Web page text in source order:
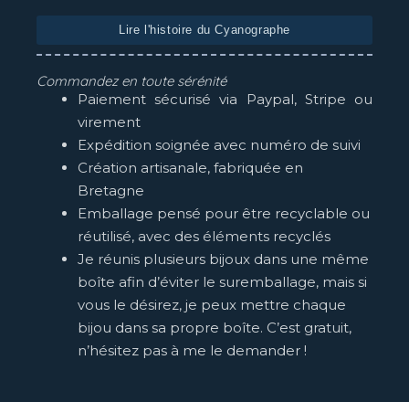
Lire l'histoire du Cyanographe
Commandez en toute sérénité
Paiement sécurisé via Paypal, Stripe ou
virement
Expédition soignée avec numéro de suivi
Création artisanale, fabriquée en
Bretagne
Emballage pensé pour être recyclable ou
réutilisé, avec des éléments recyclés
Je réunis plusieurs bijoux dans une même
boîte afin d’éviter le suremballage, mais si
vous le désirez, je peux mettre chaque
bijou dans sa propre boîte. C’est gratuit,
n’hésitez pas à me le demander !